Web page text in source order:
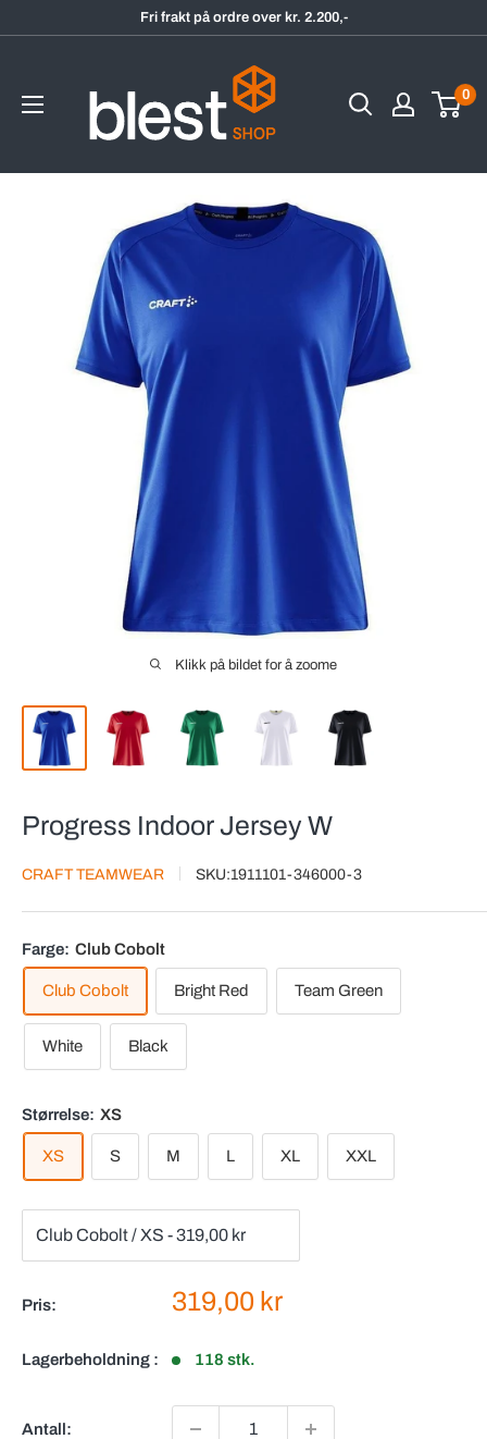
Fri frakt på ordre over kr. 2.200,-
0
Klikk på bildet for å zoome
Progress Indoor Jersey W
CRAFT TEAMWEAR SKU:1911101-346000-3
Farge: Club Cobolt
Club Cobolt Bright Red Team Green
White Black
Størrelse: XS
XS S M L XL XXL
Pris: Salgspris
319,00 kr
Lagerbeholdning : 118 stk.
Antall: